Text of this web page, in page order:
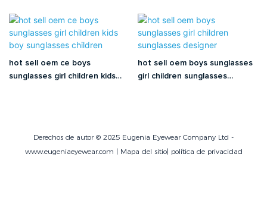
hot sell oem ce boys
sunglasses girl children kids
hot sell oem boys sunglasses
girl children sunglasses
Derechos de autor © 2025 Eugenia Eyewear Company Ltd -
www.eugeniaeyewear.com | Mapa del sitio| política de privacidad